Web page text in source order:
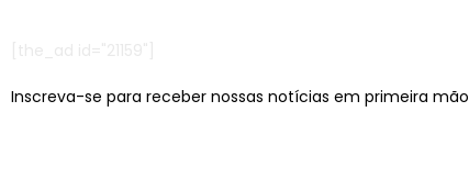
Inscreva-se para receber nossas notícias em primeira mão